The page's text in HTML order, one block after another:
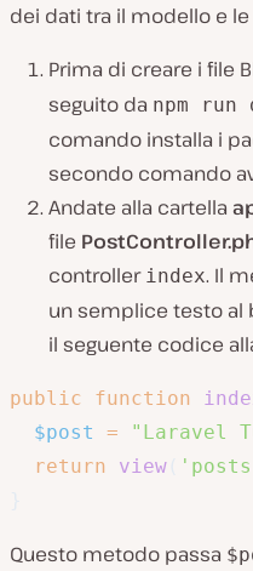
dei dati tra il modello e le
Prima di creare i file
seguito da npm run
comando installa i
secondo comando
Andate alla cartella
file
controller index. Il
un semplice testo al
il seguente codice
public function
$post
= "Laravel
return
view
Questo metodo passa